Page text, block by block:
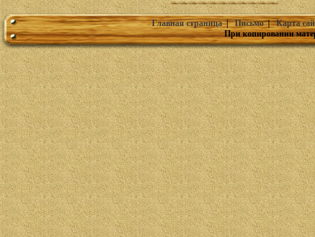
Главная страница|Письмо|Карта
При копировании